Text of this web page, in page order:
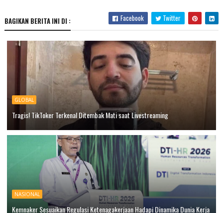
BAGIKAN BERITA INI DI : Facebook Twitter
GLOBAL
Tragis! TikToker Terkenal Ditembak Mati saat Livestreaming
NASIONAL
Kemnaker Sesuaikan Regulasi Ketenagakerjaan Hadapi Dinamika Dunia Kerja